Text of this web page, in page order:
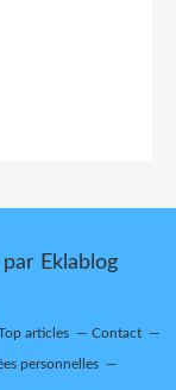
Eklablog
articles Contact
personnelles